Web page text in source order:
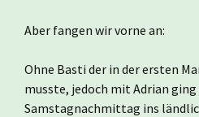
Aber fangen wir vorne an:
Ohne Basti der in der ersten
musste, jedoch mit Adrian
Samstagnachmittag ins